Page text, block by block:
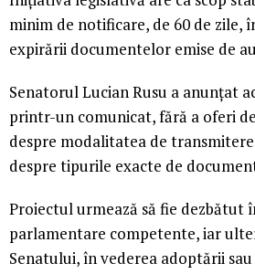
minim de notificare, de 60 de zile,
expirării documentelor emise de
Senatorul Lucian Rusu a anunțat
printr-un comunicat, fără a oferi
despre modalitatea de
despre tipurile exacte de
Proiectul urmează să fie dezbătut
parlamentare competente, iar
Senatului, în vederea adoptării